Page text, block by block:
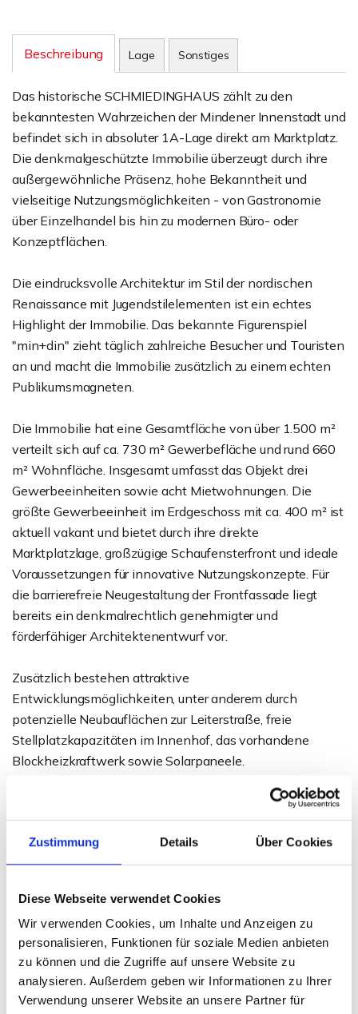
Zustimmung Details Über Cookies
Diese Webseite verwendet Cookies
Wir verwenden Cookies, um Inhalte und Anzeigen zu
personalisieren, Funktionen für soziale Medien anbieten
zu können und die Zugriffe auf unsere Website zu
analysieren. Außerdem geben wir Informationen zu Ihrer
Verwendung unserer Website an unsere Partner für
Beschreibung Lage Sonstiges
Das historische SCHMIEDINGHAUS zählt zu den
bekanntesten Wahrzeichen der Mindener Innenstadt und
befindet sich in absoluter 1A-Lage direkt am Marktplatz.
Die denkmalgeschützte Immobilie überzeugt durch ihre
außergewöhnliche Präsenz, hohe Bekanntheit und
vielseitige Nutzungsmöglichkeiten - von Gastronomie
über Einzelhandel bis hin zu modernen Büro- oder
Konzeptflächen.
Die eindrucksvolle Architektur im Stil der nordischen
Renaissance mit Jugendstilelementen ist ein echtes
Highlight der Immobilie. Das bekannte Figurenspiel
"min+din" zieht täglich zahlreiche Besucher und Touristen
an und macht die Immobilie zusätzlich zu einem echten
Publikumsmagneten.
Die Immobilie hat eine Gesamtfläche von über 1.500 m²
verteilt sich auf ca. 730 m² Gewerbefläche und rund 660
m² Wohnfläche. Insgesamt umfasst das Objekt drei
Gewerbeeinheiten sowie acht Mietwohnungen. Die
größte Gewerbeeinheit im Erdgeschoss mit ca. 400 m² ist
aktuell vakant und bietet durch ihre direkte
Marktplatzlage, großzügige Schaufensterfront und ideale
Voraussetzungen für innovative Nutzungskonzepte. Für
die barrierefreie Neugestaltung der Frontfassade liegt
bereits ein denkmalrechtlich genehmigter und
förderfähiger Architektenentwurf vor.
Zusätzlich bestehen attraktive
Entwicklungsmöglichkeiten, unter anderem durch
potenzielle Neubauflächen zur Leiterstraße, freie
Stellplatzkapazitäten im Innenhof, das vorhandene
Blockheizkraftwerk sowie Solarpaneele.
Projektentwickler oder Betreiber, ein historisches
Wahrzeichen mit hoher Strahlkraft und nachhaltigem
Entwicklungspotenzial im Herzen von Minden zu
Ansprechpartner
Telefon: 0571 597 265 17